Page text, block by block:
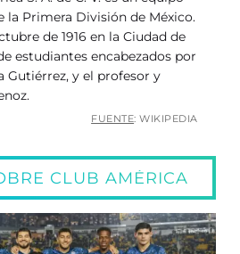
la Primera División de México.
de 1916 en la Ciudad de
estudiantes encabezados por
Gutiérrez, y el profesor y
FUENTE: WIKIPEDIA
CLUB AMÉRICA